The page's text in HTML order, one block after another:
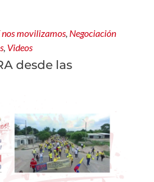
nos movilizamos, Negociación
, Videos
desde las